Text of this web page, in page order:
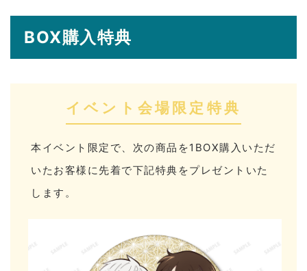
BOX購入特典
イベント会場限定特典
本イベント限定で、次の商品を1BOX購入いただ
いたお客様に先着で下記特典をプレゼントいた
します。